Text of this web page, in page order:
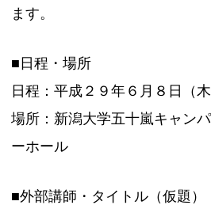
ます。
■日程・場所
日程：平成２９年６月８日（
場所：新潟大学五十嵐キャン
ーホール
■外部講師・タイトル（仮題）